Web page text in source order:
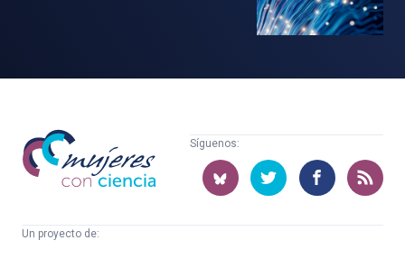
Mujeres
con
ciencia
Síguenos:
Un proyecto de: